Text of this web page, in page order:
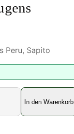
Peru, Sapito
In den Warenkorb